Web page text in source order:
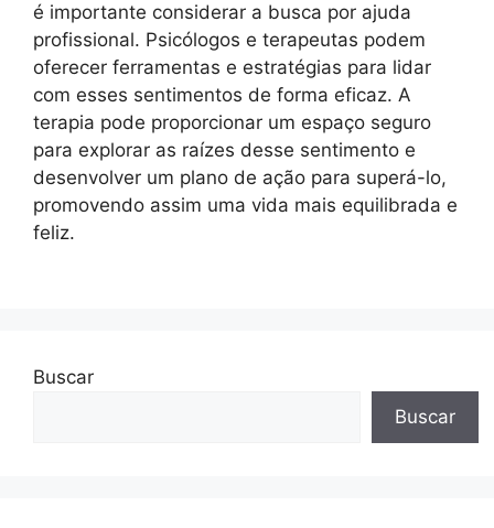
é importante considerar a busca por ajuda
profissional. Psicólogos e terapeutas podem
oferecer ferramentas e estratégias para lidar
com esses sentimentos de forma eficaz. A
terapia pode proporcionar um espaço seguro
para explorar as raízes desse sentimento e
desenvolver um plano de ação para superá-lo,
promovendo assim uma vida mais equilibrada e
feliz.
Buscar
Buscar